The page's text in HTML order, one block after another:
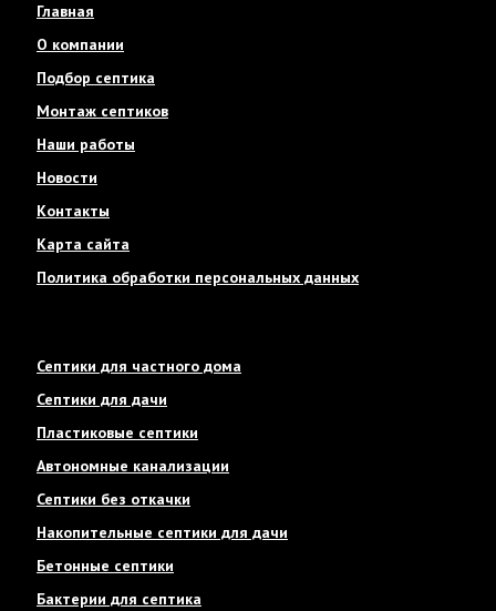
Главная
О компании
Подбор септика
Монтаж септиков
Наши работы
Новости
Контакты
Карта сайта
Политика обработки персональных данных
Септики для частного дома
Септики для дачи
Пластиковые септики
Автономные канализации
Септики без откачки
Накопительные септики для дачи
Бетонные септики
Бактерии для септика